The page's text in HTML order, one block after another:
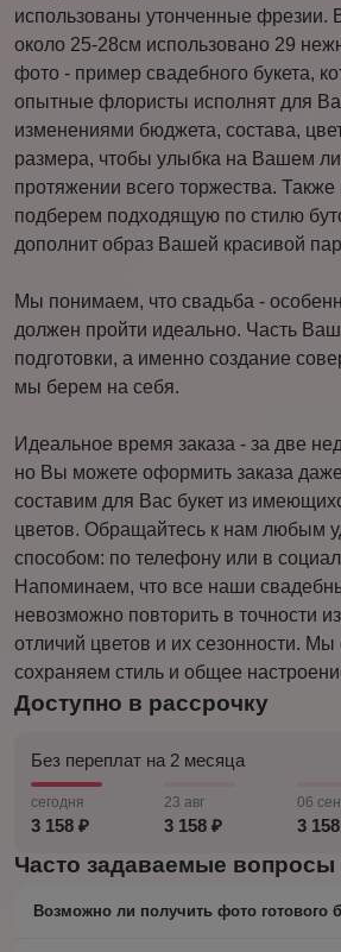
использованы утонченные фрезии.
около 25-28см использовано 29
фото - пример свадебного букета,
опытные флористы исполнят для
изменениями бюджета, состава,
размера, чтобы улыбка на Вашем
протяжении всего торжества.
подберем подходящую по стилю
дополнит образ Вашей красивой
Мы понимаем, что свадьба -
должен пройти идеально. Часть
подготовки, а именно создание
мы берем на себя.
Идеальное время заказа - за две
но Вы можете оформить заказа
составим для Вас букет из
цветов. Обращайтесь к нам любым
способом: по телефону или в
Напоминаем, что все наши
невозможно повторить в точности
отличий цветов и их сезонности. Мы
сохраняем стиль и общее
Доступно в рассрочку
Без переплат на 2 месяца
сегодня
3 158 ₽
23 авг
3 158 ₽
06 сен
3
Часто задаваемые вопросы
Возможно ли получить фото готового